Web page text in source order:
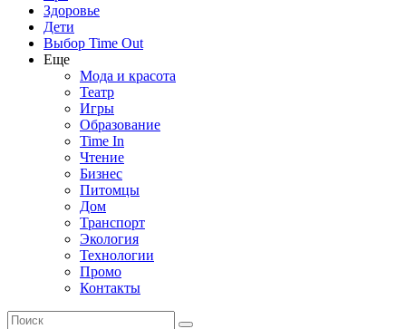
Здоровье
Дети
Выбор Time Out
Еще
Мода и красота
Театр
Игры
Образование
Time In
Чтение
Бизнес
Питомцы
Дом
Транспорт
Экология
Технологии
Промо
Контакты